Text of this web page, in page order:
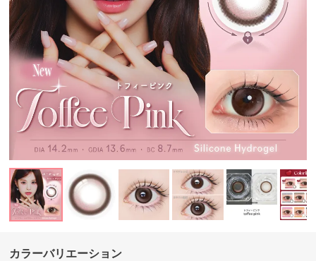
カラーバリエーション